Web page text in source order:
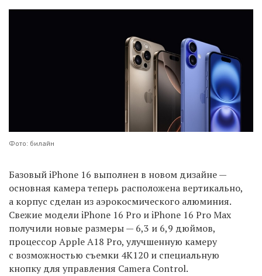
Фото: билайн
БазовыйiPhone 16 выполнен в новом дизайне —
основная камератеперь расположена вертикально,
а корпус сделан из аэрокосмического алюминия.
Свежие моделиiPhone 16 Pro иiPhone 16 Pro Max
получили новые размеры — 6,3 и 6,9 дюймов,
процессор Apple A18 Pro, улучшенную камеру
с возможностью съемки 4K120 и специальную
кнопку для управления Camera Control.